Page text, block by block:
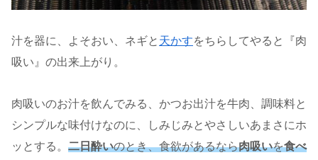
汁を器に、よそおい、ネギと 天かすをちらしてやると『肉
吸い』の出来上がり。
肉吸いのお汁を飲んでみる、かつお出汁を牛肉、調味料と
シンプルな味付けなのに、しみじみとやさしいあまさにホ
ッとする。 二日酔いのとき、食欲があるなら肉吸いを食べ